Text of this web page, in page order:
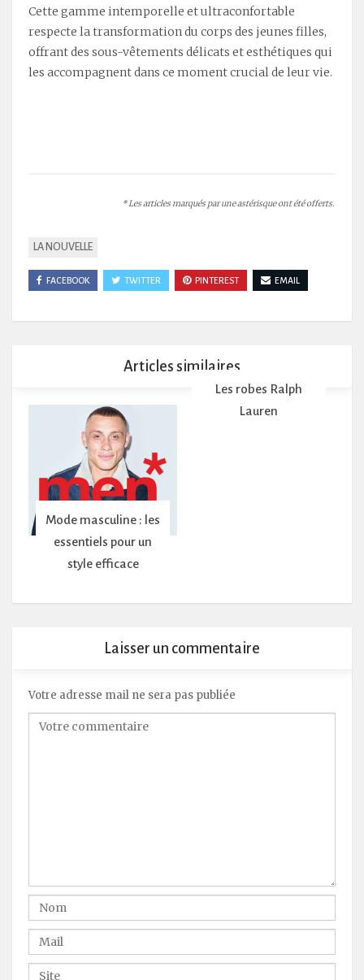
Cette gamme intemporelle et ultraconfortable
respecte la transformation du corps des jeunes filles,
offrant des sous-vêtements délicats et esthétiques qui
les accompagnent dans ce moment crucial de leur vie.
* Les articles marqués par une astérisque ont été offerts.
LA NOUVELLE
FACEBOOK TWITTER PINTEREST EMAIL
Articles similaires
Mode masculine : les
essentiels pour un
style efficace
Les robes Ralph
Lauren
Laisser un commentaire
Votre adresse mail ne sera pas publiée